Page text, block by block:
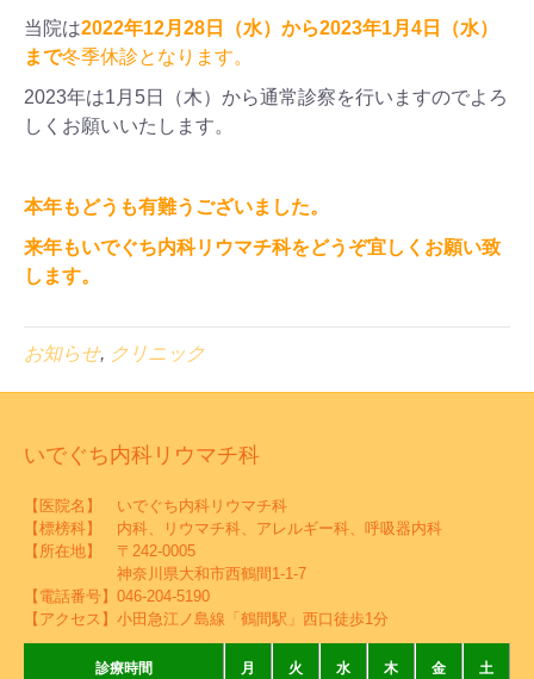
当院は2022年12月28日（水）から2023年1月4日（水）
まで冬季休診となります。
2023年は1月5日（木）から通常診察を行いますのでよろ
しくお願いいたします。
本年もどうも有難うございました。
来年もいでぐち内科リウマチ科をどうぞ宜しくお願い致
します。
お知らせ, クリニック
いでぐち内科リウマチ科
【医院名】 いでぐち内科リウマチ科
【標榜科】 内科、リウマチ科、アレルギー科、呼吸器内科
【所在地】 〒242-0005
神奈川県大和市西鶴間1-1-7
【電話番号】 046-204-5190
【アクセス】小田急江ノ島線「鶴間駅」西口徒歩1分
診療時間 月 火 水 木 金 土